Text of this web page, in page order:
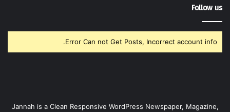
Follow us
Error Can not Get Posts, Incorrect account info.
Jannah is a Clean Responsive WordPress Newspaper, Magazine,